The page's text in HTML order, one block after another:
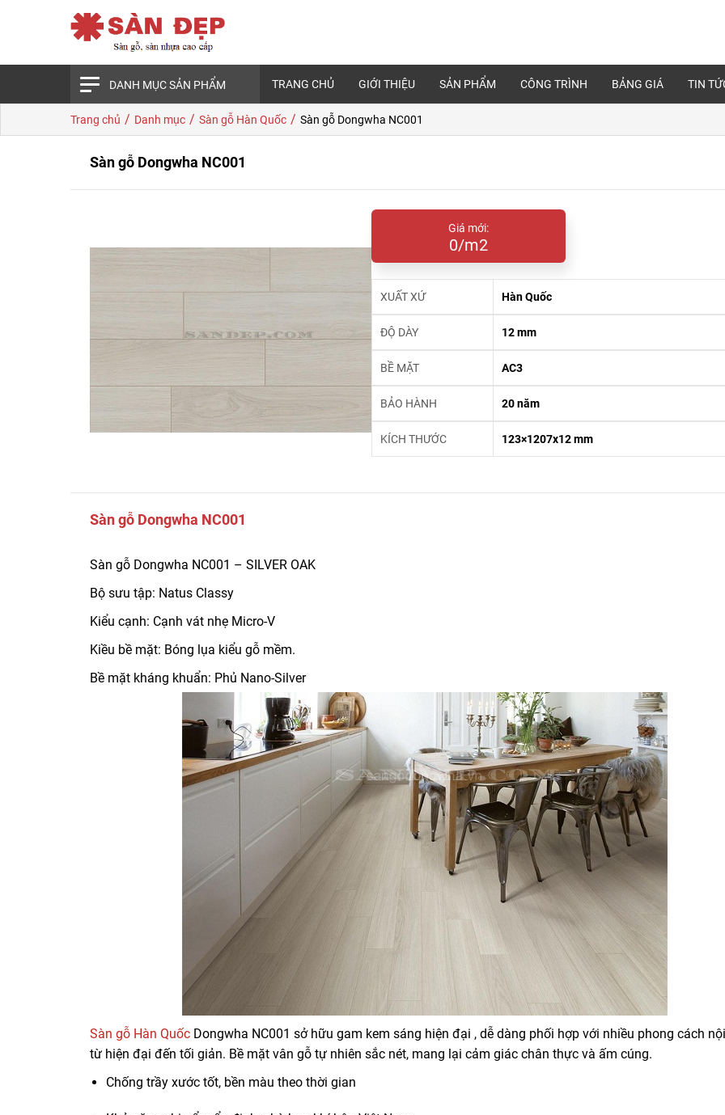
DANH MỤC SẢN PHẨM TRANG CHỦ GIỚI THIỆU SẢN PHẨM CÔNG TRÌNH BẢNG GIÁ TIN
Trang chủ / Danh mục / Sàn gỗ Hàn Quốc / Sàn gỗ Dongwha NC001
Sàn gỗ Dongwha NC001
Giá mới:
0/m2
XUẤT XỨ Hàn Quốc
ĐỘ DÀY 12 mm
BỀ MẶT AC3
BẢO HÀNH 20 năm
KÍCH THƯỚC 123×1207x12 mm
Sàn gỗ Dongwha NC001
Sàn gỗ Dongwha NC001 – SILVER OAK
Bộ sưu tập: Natus Classy
Kiểu cạnh: Cạnh vát nhẹ Micro-V
Kiều bề mặt: Bóng lụa kiểu gỗ mềm.
Bề mặt kháng khuẩn: Phủ Nano-Silver
Sàn gỗ Hàn Quốc Dongwha NC001 sở hữu gam kem sáng hiện đại , dễ dàng phối hợp với nhiều phong cách
từ hiện đại đến tối giản. Bề mặt vân gỗ tự nhiên sắc nét, mang lại cảm giác chân thực và ấm cúng.
Chống trầy xước tốt, bền màu theo thời gian